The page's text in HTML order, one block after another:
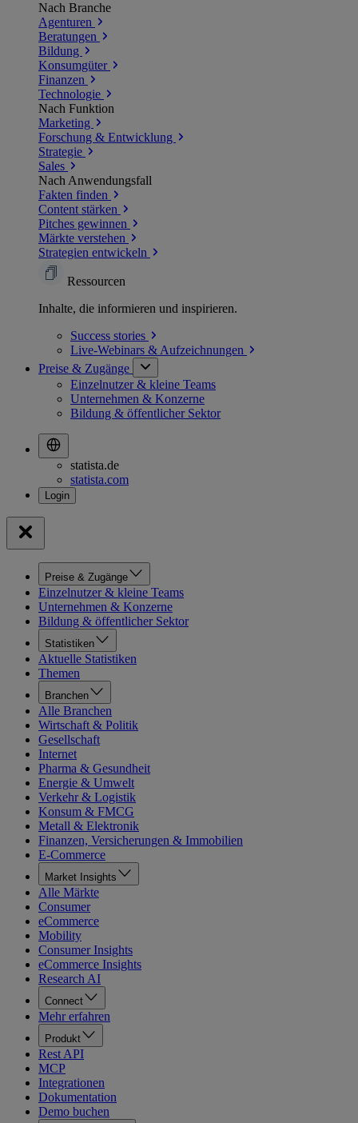
Nach Branche
Agenturen
Beratungen
Bildung
Konsumgüter
Finanzen
Technologie
Nach Funktion
Marketing
Forschung & Entwicklung
Strategie
Sales
Nach Anwendungsfall
Fakten finden
Content stärken
Pitches gewinnen
Märkte verstehen
Strategien entwickeln
Ressourcen
Inhalte, die informieren und inspirieren.
Success stories
Live-Webinars & Aufzeichnungen
Preise & Zugänge
Einzelnutzer & kleine Teams
Unternehmen & Konzerne
Bildung & öffentlicher Sektor
statista.de
statista.com
Preise & Zugänge
Einzelnutzer & kleine Teams
Unternehmen & Konzerne
Bildung & öffentlicher Sektor
Statistiken
Aktuelle Statistiken
Themen
Branchen
Alle Branchen
Wirtschaft & Politik
Gesellschaft
Internet
Pharma & Gesundheit
Energie & Umwelt
Verkehr & Logistik
Konsum & FMCG
Metall & Elektronik
Finanzen, Versicherungen & Immobilien
E-Commerce
Market Insights
Alle Märkte
Consumer
eCommerce
Mobility
Consumer Insights
eCommerce Insights
Research AI
Connect
Mehr erfahren
Produkt
Rest API
MCP
Integrationen
Dokumentation
Demo buchen